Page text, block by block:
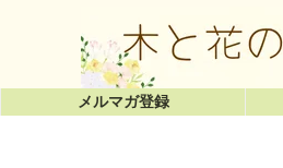
メルマガ登録